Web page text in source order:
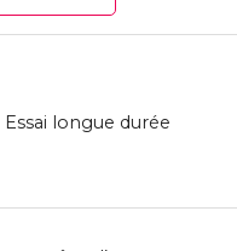
longue durée